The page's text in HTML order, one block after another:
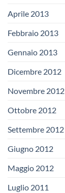
Aprile 2013
Febbraio 2013
Gennaio 2013
Dicembre 2012
Novembre 2012
Ottobre 2012
Settembre 2012
Giugno 2012
Maggio 2012
Luglio 2011